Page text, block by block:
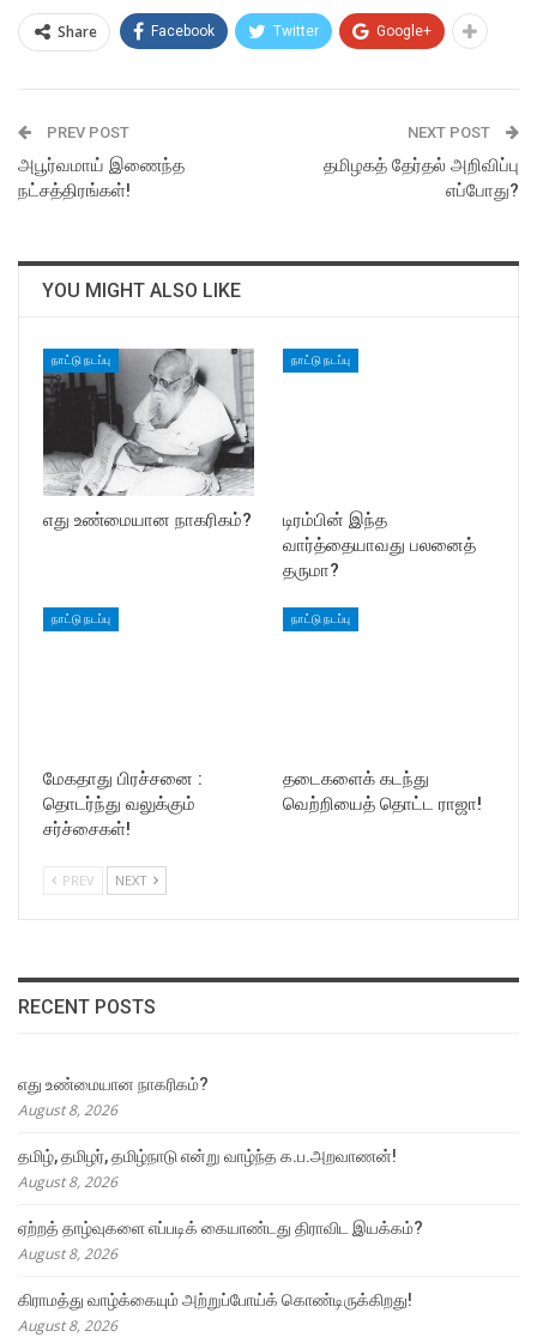
Share Facebook Twitter Google+
PREV POST
அபூர்வமாய் இணைந்த
நட்சத்திரங்கள்!
NEXT POST
தமிழகத் தேர்தல் அறிவிப்பு
எப்போது?
YOU MIGHT ALSO LIKE
நாட்டு நடப்பு
எது உண்மையான நாகரிகம்?
நாட்டு நடப்பு
டிரம்பின் இந்த
வார்த்தையாவது பலனைத்
தருமா?
நாட்டு நடப்பு
மேகதாது பிரச்சனை :
தொடர்ந்து வலுக்கும்
சர்ச்சைகள்!
நாட்டு நடப்பு
தடைகளைக் கடந்து
வெற்றியைத் தொட்ட ராஜா!
PREV NEXT
RECENT POSTS
எது உண்மையான நாகரிகம்?
August 8, 2026
தமிழ், தமிழர், தமிழ்நாடு என்று வாழ்ந்த க.ப.அறவாணன்!
August 8, 2026
ஏற்றத் தாழ்வுகளை எப்படிக் கையாண்டது திராவிட இயக்கம்?
August 8, 2026
கிராமத்து வாழ்க்கையும் அற்றுப்போய்க் கொண்டிருக்கிறது!
August 8, 2026